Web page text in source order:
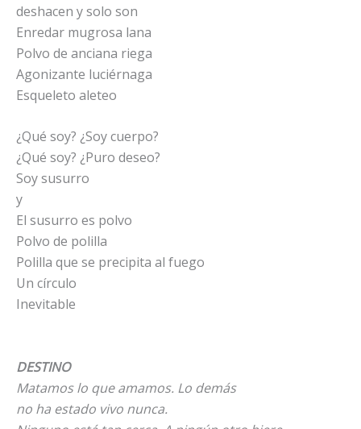
deshacen y solo son
Enredar mugrosa lana
Polvo de anciana riega
Agonizante luciérnaga
Esqueleto aleteo
¿Qué soy? ¿Soy cuerpo?
¿Qué soy? ¿Puro deseo?
Soy susurro
y
El susurro es polvo
Polvo de polilla
Polilla que se precipita al fuego
Un círculo
Inevitable
DESTINO
Matamos lo que amamos. Lo demás
no ha estado vivo nunca.